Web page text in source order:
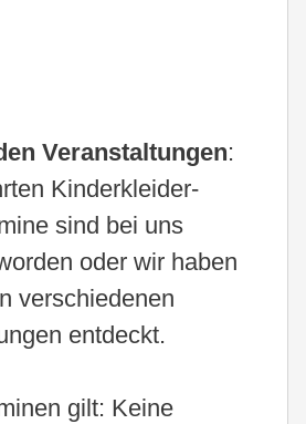
Veranstaltungen:
Kinderkleider-
sind bei uns
oder wir haben
verschiedenen
entdeckt.
gilt: Keine